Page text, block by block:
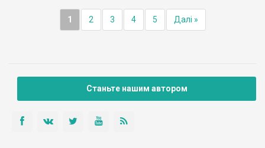
1 2 3 4 5 Далі »
Станьте нашим автором